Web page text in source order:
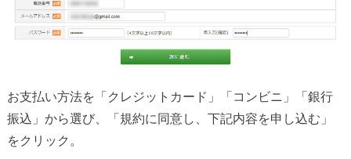
お支払い方法を「クレジットカード」「コンビニ」「銀行
振込」から選び、「規約に同意し、下記内容を申し込む」
をクリック。